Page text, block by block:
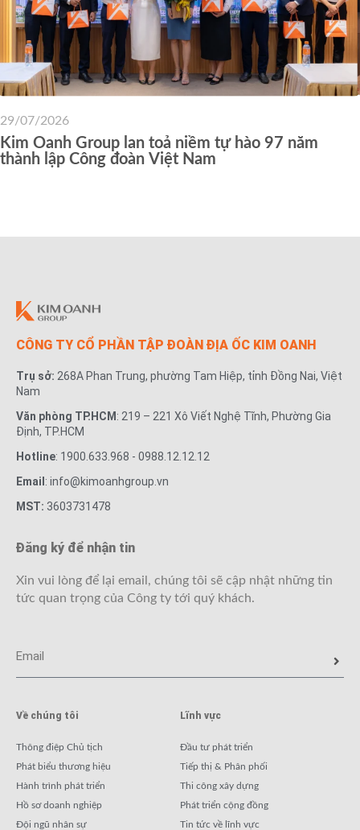
Kim Oanh Group lan toả niềm tự hào 97 năm
thành lập Công đoàn Việt Nam
29/07/2026
CÔNG TY CỔ PHẦN TẬP ĐOÀN ĐỊA ỐC KIM OANH
Trụ sở: 268A Phan Trung, phường Tam Hiệp, tỉnh Đồng Nai, Việt
Nam
Văn phòng TP.HCM : 219 – 221 Xô Viết Nghệ Tĩnh, Phường Gia
Định, TP.HCM
Hotline: 1900.633.968 - 0988.12.12.12
Email : info@kimoanhgroup.vn
MST: 3603731478
Đăng ký để nhận tin
Xin vui lòng để lại email, chúng tôi sẽ cập nhật những tin
tức quan trọng của Công ty tới quý khách.
Về chúng tôi
Thông điệp Chủ tịch
Phát biểu thương hiệu
Hành trình phát triển
Hồ sơ doanh nghiệp
Đội ngũ nhân sự
Lĩnh vực
Đầu tư phát triển
Tiếp thị & Phân phối
Thi công xây dựng
Phát triển cộng đồng
Tin tức về lĩnh vực